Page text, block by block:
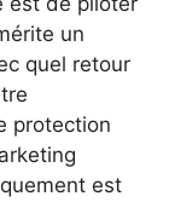
un
quel retour
protection
est